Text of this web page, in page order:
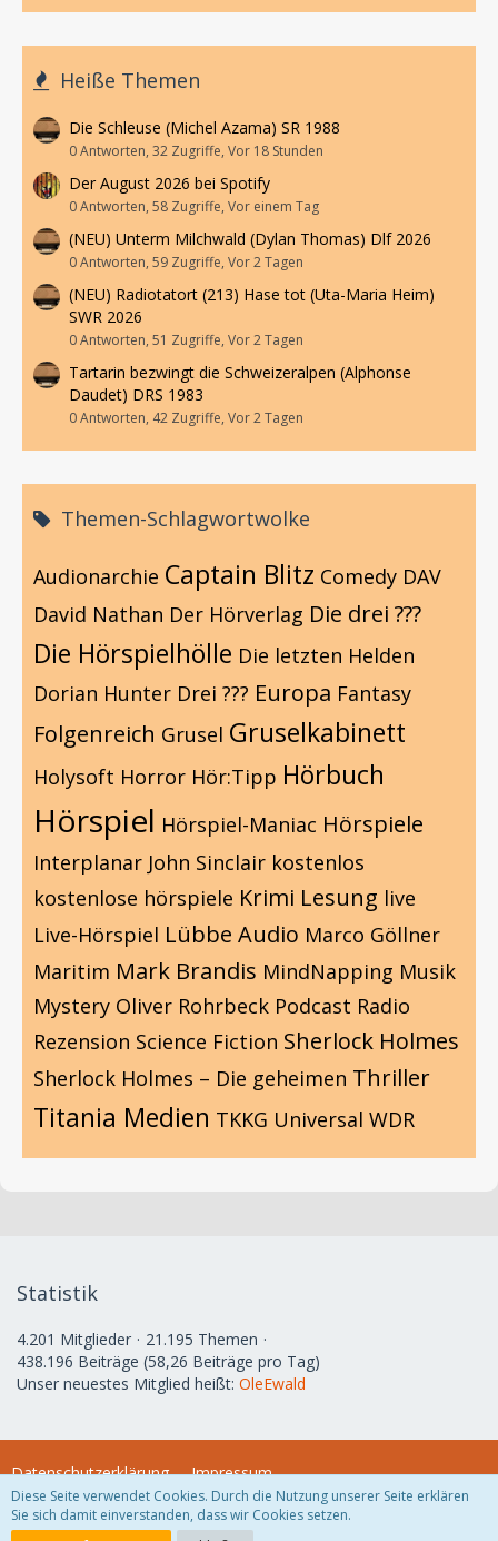
Heiße Themen
Die Schleuse (Michel Azama) SR 1988
0 Antworten, 32 Zugriffe, Vor 18 Stunden
Der August 2026 bei Spotify
0 Antworten, 58 Zugriffe, Vor einem Tag
(NEU) Unterm Milchwald (Dylan Thomas) Dlf 2026
0 Antworten, 59 Zugriffe, Vor 2 Tagen
(NEU) Radiotatort (213) Hase tot (Uta-Maria Heim)
SWR 2026
0 Antworten, 51 Zugriffe, Vor 2 Tagen
Tartarin bezwingt die Schweizeralpen (Alphonse
Daudet) DRS 1983
0 Antworten, 42 Zugriffe, Vor 2 Tagen
Themen-Schlagwortwolke
Audionarchie Captain Blitz Comedy DAV
David Nathan Der Hörverlag Die drei ???
Die Hörspielhölle Die letzten Helden
Dorian Hunter Drei ??? Europa Fantasy
Folgenreich Grusel Gruselkabinett
Holysoft Horror Hör:Tipp Hörbuch
Hörspiel Hörspiel-Maniac Hörspiele
Interplanar John Sinclair kostenlos
kostenlose hörspiele Krimi Lesung live
Live-Hörspiel Lübbe Audio Marco Göllner
Maritim Mark Brandis MindNapping Musik
Mystery Oliver Rohrbeck Podcast Radio
Rezension Science Fiction Sherlock Holmes
Sherlock Holmes – Die geheimen Thriller
Titania Medien TKKG Universal WDR
Statistik
4.201 Mitglieder
21.195 Themen
438.196 Beiträge (58,26 Beiträge pro Tag)
Unser neuestes Mitglied heißt: OleEwald
Datenschutzerklärung Impressum
Diese Seite verwendet Cookies. Durch die Nutzung unserer Seite erklären
Sie sich damit einverstanden, dass wir Cookies setzen.